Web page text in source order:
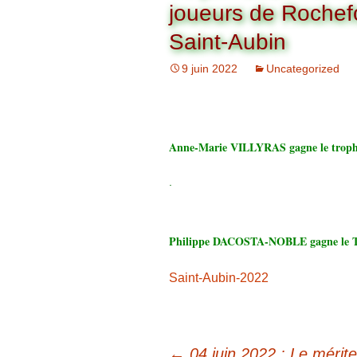
Organigramme
Commission Loisirs
Trophée
Brut Dames
Décembre
Mars
Mai
joueurs de
Saint-Aubin
9 juin 2022 Uncategorized
Anne-Marie VILLYRAS gagne le
Philippe DACOSTA-NOBLE gagne le
Saint-Aubin-2022